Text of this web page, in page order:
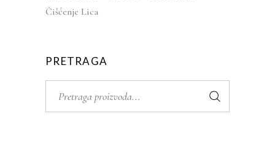
Čišćenje Lica
PRETRAGA
for: